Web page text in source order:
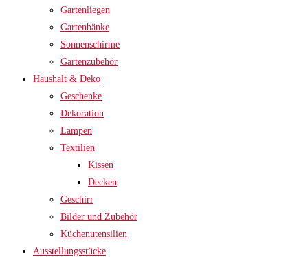
Gartenliegen
Gartenbänke
Sonnenschirme
Gartenzubehör
Haushalt & Deko
Geschenke
Dekoration
Lampen
Textilien
Kissen
Decken
Geschirr
Bilder und Zubehör
Küchenutensilien
Ausstellungsstücke